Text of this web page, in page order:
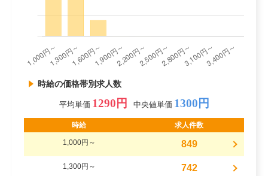
時給の価格帯別求人数
平均単価 1290円 中央値単価 1300円
時給 求人件数
1,000円～ 849
1,300円～ 742